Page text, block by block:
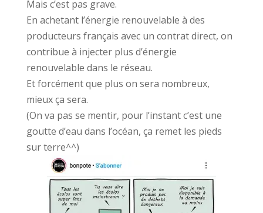
Mais c’est pas grave.
En achetant l’énergie renouvelable à des
producteurs français avec un contrat direct, on
contribue à injecter plus d’énergie
renouvelable dans le réseau.
Et forcément que plus on sera nombreux,
mieux ça sera.
(On va pas se mentir, pour l’instant c’est une
goutte d’eau dans l’océan, ça remet les pieds
sur terre^^)